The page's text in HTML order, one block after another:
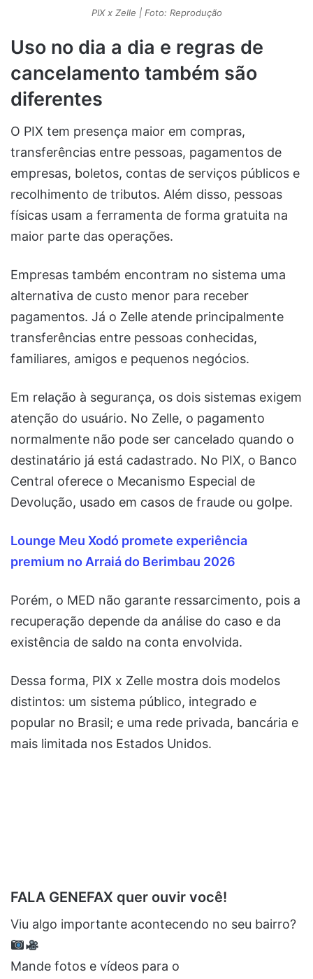
PIX x Zelle | Foto: Reprodução
Uso no dia a dia e regras de
cancelamento também são
diferentes
O PIX tem presença maior em compras,
transferências entre pessoas, pagamentos de
empresas, boletos, contas de serviços públicos e
recolhimento de tributos. Além disso, pessoas
físicas usam a ferramenta de forma gratuita na
maior parte das operações.
Empresas também encontram no sistema uma
alternativa de custo menor para receber
pagamentos. Já o Zelle atende principalmente
transferências entre pessoas conhecidas,
familiares, amigos e pequenos negócios.
Em relação à segurança, os dois sistemas exigem
atenção do usuário. No Zelle, o pagamento
normalmente não pode ser cancelado quando o
destinatário já está cadastrado. No PIX, o Banco
Central oferece o Mecanismo Especial de
Devolução, usado em casos de fraude ou golpe.
Lounge Meu Xodó promete experiência
premium no Arraiá do Berimbau 2026
Porém, o MED não garante ressarcimento, pois a
recuperação depende da análise do caso e da
existência de saldo na conta envolvida.
Dessa forma, PIX x Zelle mostra dois modelos
distintos: um sistema público, integrado e
popular no Brasil; e uma rede privada, bancária e
mais limitada nos Estados Unidos.
FALA GENEFAX quer ouvir você!
Viu algo importante acontecendo no seu bairro?
Mande fotos e vídeos para o